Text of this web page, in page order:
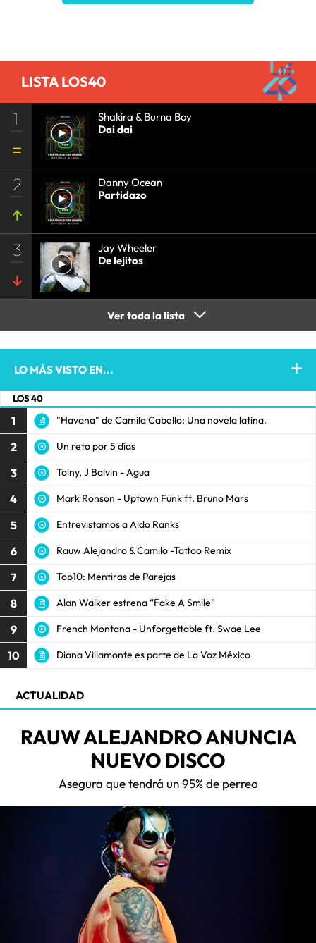
•RADIO•AGENDA•PRISA MEDIA•
COMUNICACIÓN•COMUNICACIÓN•
LISTA LOS40
1
Shakira & Burna Boy
Dai dai
2
Danny Ocean
Partidazo
3
Jay Wheeler
De lejitos
Ver toda la lista
LO MÁS VISTO EN...
LOS 40
1 "Havana" de Camila Cabello: Una novela latina.
2 Un reto por 5 días
3 Tainy, J Balvin - Agua
4 Mark Ronson - Uptown Funk ft. Bruno Mars
5 Entrevistamos a Aldo Ranks
6 Rauw Alejandro & Camilo -Tattoo Remix
7 Top10: Mentiras de Parejas
8 Alan Walker estrena “Fake A Smile”
9 French Montana - Unforgettable ft. Swae Lee
10 Diana Villamonte es parte de La Voz México
ACTUALIDAD
RAUW ALEJANDRO ANUNCIA
NUEVO DISCO
Asegura que tendrá un 95% de perreo